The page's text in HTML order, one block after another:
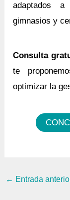
adaptados
gimnasios y
Consulta
te
optimizar la
← Entrada